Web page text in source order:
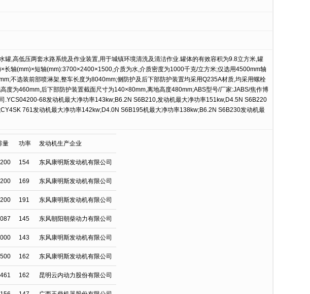
罐,高低压两套水路系统及作业装置,用于城镇环境清洗及清洁作业.罐体的有效容积为9.8立方米,罐
长轴(mm)×短轴(mm):3700×2400×1500,介质为水,介质密度为1000千克/立方米;仅选用4500mm轴
不选装前部喷淋架,整车长度为8040mm;侧防护及后下部防护装置均采用Q235A材质,均采用螺栓
度为460mm,后下部防护装置截面尺寸为140×80mm,离地高度480mm;ABS型号/厂家:JABS/焦作博
.YCS04200-68发动机最大净功率143kw;B6.2N S6B210,发动机最大净功率151kw,D4.5N S6B220
761发动机最大净功率142kw;D4.0N S6B195机最大净功率138kw;B6.2N S6B230发动机最
量 功率 发动机生产企业
154 东风康明斯发动机有限公司
169 东风康明斯发动机有限公司
191 东风康明斯发动机有限公司
145 东风朝阳朝柴动力有限公司
143 东风康明斯发动机有限公司
162 东风康明斯发动机有限公司
162 昆明云内动力股份有限公司